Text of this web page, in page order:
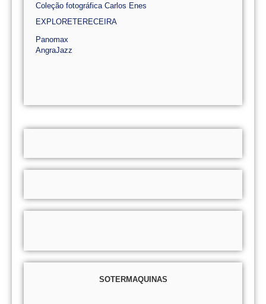
Coleção fotográfica Carlos Enes
EXPLORETERECEIRA
Panomax
AngraJazz
SOTERMAQUINAS